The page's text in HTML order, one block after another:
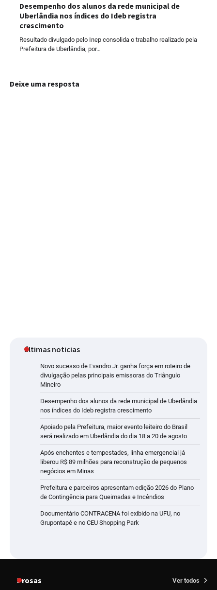
Desempenho dos alunos da rede municipal de
Uberlândia nos índices do Ideb registra
crescimento
Resultado divulgado pelo Inep consolida o trabalho realizado pela
Prefeitura de Uberlândia, por…
Deixe uma resposta
últimas noticias
Novo sucesso de Evandro Jr. ganha força em roteiro de
divulgação pelas principais emissoras do Triângulo
Mineiro
Desempenho dos alunos da rede municipal de Uberlândia
nos índices do Ideb registra crescimento
Apoiado pela Prefeitura, maior evento leiteiro do Brasil
será realizado em Uberlândia do dia 18 a 20 de agosto
Após enchentes e tempestades, linha emergencial já
liberou R$ 89 milhões para reconstrução de pequenos
negócios em Minas
Prefeitura e parceiros apresentam edição 2026 do Plano
de Contingência para Queimadas e Incêndios
Documentário CONTRACENA foi exibido na UFU, no
Grupontapé e no CEU Shopping Park
Prosas Ver todos